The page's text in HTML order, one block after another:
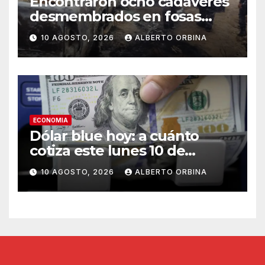
desmembrados en fosas
clandestinas dentro de una
mina ilegal en Ecuador
10 AGOSTO, 2026 ALBERTO ORBINA
ECONOMIA
Dólar blue hoy: a cuánto
cotiza este lunes 10 de
agosto
10 AGOSTO, 2026 ALBERTO ORBINA